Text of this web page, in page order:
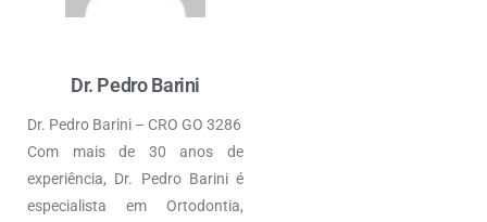
Dr. Pedro Barini
Dr. Pedro Barini – CRO GO 3286
Com mais de 30 anos de
experiência, Dr. Pedro Barini é
especialista em Ortodontia,